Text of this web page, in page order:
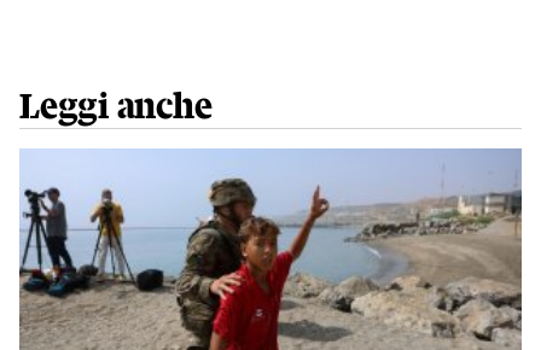
Leggi anche